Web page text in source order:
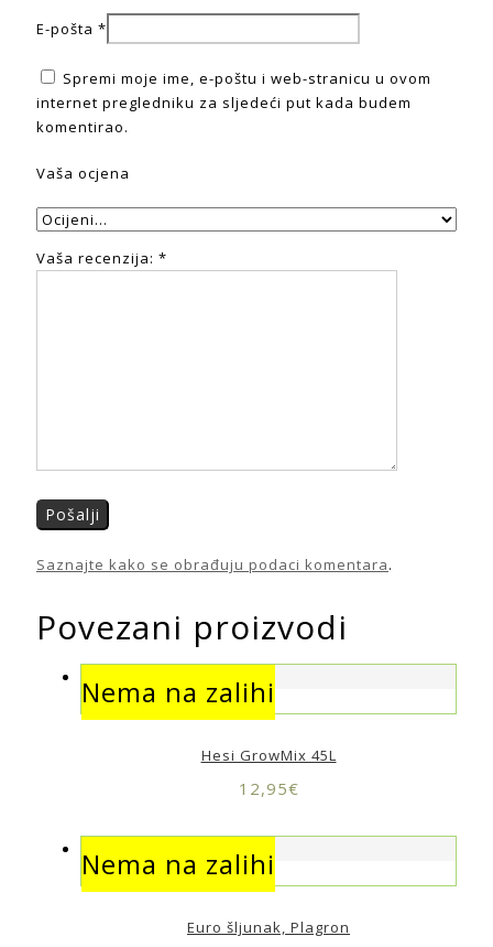
E-pošta *
Spremi moje ime, e-poštu i web-stranicu u ovom
internet pregledniku za sljedeći put kada budem
komentirao.
Vaša ocjena
Vaša recenzija: *
Saznajte kako se obrađuju podaci komentara.
Povezani proizvodi
Nema na zalihi
Nema na zalihi
Hesi GrowMix 45L
12,95€
Nema na zalihi
Nema na zalihi
Euro šljunak, Plagron